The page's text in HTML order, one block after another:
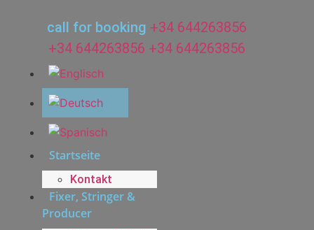
call for booking +34 644263856
+34 644263856 +34 644263856
Startseite
Kontakt
Fixer, Stringer &
Producer